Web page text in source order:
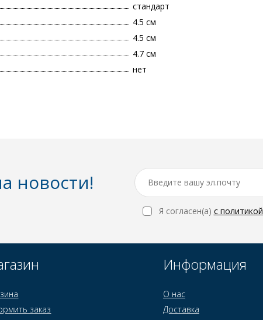
стандарт
4.5 см
4.5 см
4.7 см
нет
новости!
Я согласен(a) с
заказ
Информация
О нас
Доставка